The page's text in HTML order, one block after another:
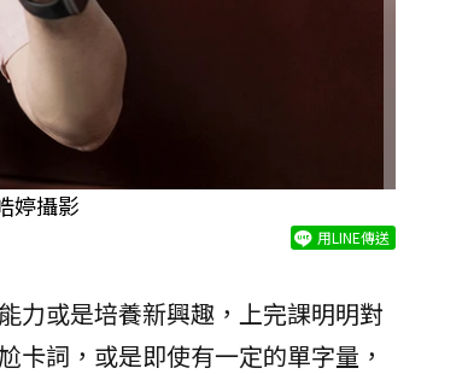
婷攝影
用LINE傳送
力或是培養新興趣，上完課明明對
卡詞，或是即使有一定的單字量，